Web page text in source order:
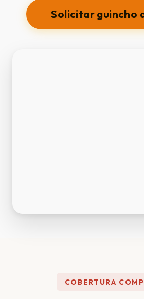
Solicitar guincho
COBERTURA